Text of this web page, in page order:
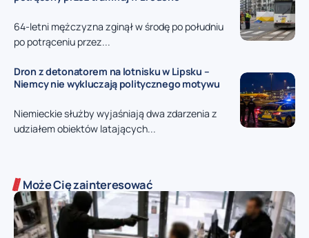
64-letni mężczyzna zginął w środę po południu
po potrąceniu przez...
Dron z detonatorem na lotnisku w Lipsku –
Niemcy nie wykluczają politycznego motywu
Niemieckie służby wyjaśniają dwa zdarzenia z
udziałem obiektów latających...
Może Cię zainteresować